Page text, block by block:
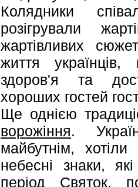
Колядники
розігрували
жартівливих
життя
здоров'я та
хороших гостей
Ще однією
ворожіння.
майбутнім,
небесні знаки,
період Святок,